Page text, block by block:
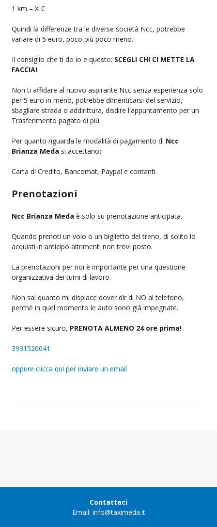
1 km = X €
Quindi la differenze tra le diverse società Ncc, potrebbe
variare di 5 euro, poco più poco meno.
Il consiglio che ti do io e questo: SCEGLI CHI CI METTE LA
FACCIA!
Non ti affidare al nuovo aspirante Ncc senza esperienza solo
per 5 euro in meno, potrebbe dimenticarsi del servizio,
sbagliare strada o addirittura, disdire l'appuntamento per un
Trasferimento pagato di più.
Per quanto riguarda le modalità di pagamento di Ncc
Brianza Meda si accettano:
Carta di Credito, Bancomat, Paypal e contanti.
Prenotazioni
Ncc Brianza Meda è solo su prenotazione anticipata.
Quando prenoti un volo o un biglietto del treno, di solito lo
acquisti in anticipo altrimenti non trovi posto.
La prenotazioni per noi è importante per una questione
organizzativa dei turni di lavoro.
Non sai quanto mi dispiace dover dir di NO al telefono,
perchè in quel momento le auto sono già impegnate.
Per essere sicuro, PRENOTA ALMENO 24 ore prima!
3931520041
oppure clicca qui per inviare un email
Contattaci
Email: info@taximeda.it